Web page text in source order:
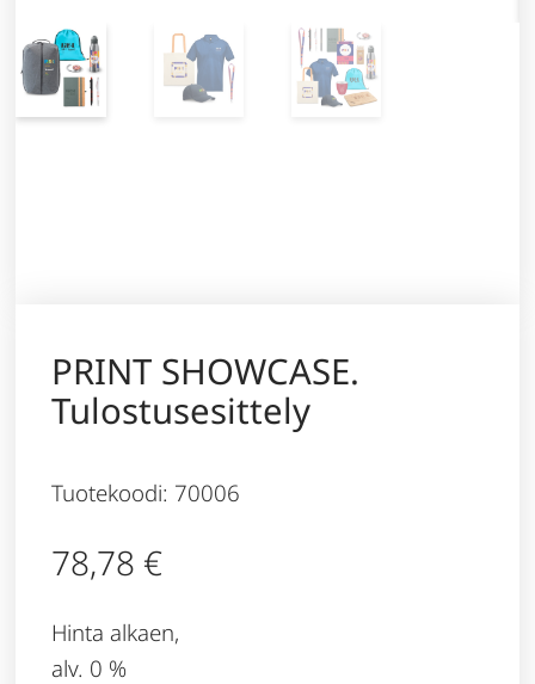
PRINT SHOWCASE.
Tulostusesittely
Tuotekoodi: 70006
78,78 €
Hinta alkaen,
alv. 0 %